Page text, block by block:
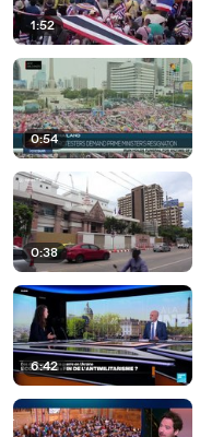
1:52
0:54
0:38
6:42